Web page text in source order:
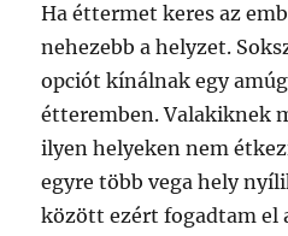
Ha éttermet keres az
nehezebb a helyzet.
opciót kínálnak egy
étteremben. Valakiknek
ilyen helyeken nem
egyre több vega hely
között ezért fogadtam el